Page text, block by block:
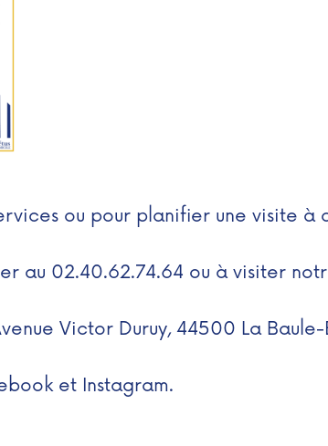
ou pour planifier une visite à
au 02.40.62.74.64 ou à visiter
Victor Duruy, 44500 La
et Instagram.